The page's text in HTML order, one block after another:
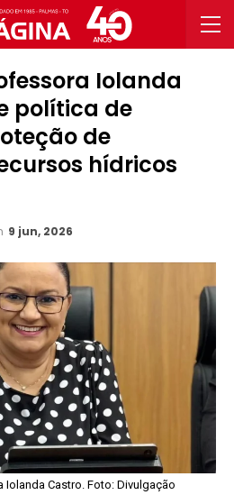
Iolanda
política de
de
hídricos
9 jun, 2026
Iolanda Castro. Foto: Divulgação